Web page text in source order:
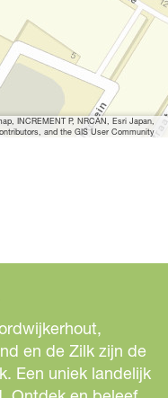
INCREMENT P, NRCAN, Esri Japan,
and the GIS User Community
en de Zilk zijn de
Een uniek landelijk